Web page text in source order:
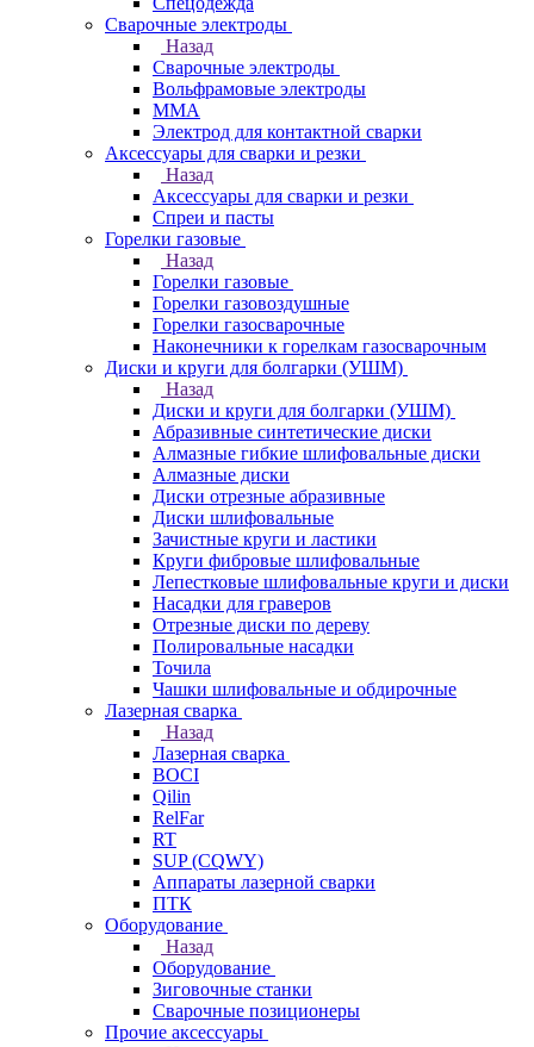
Сварочные электроды
Назад
Сварочные электроды
Вольфрамовые электроды
ММА
Электрод для контактной сварки
Аксессуары для сварки и резки
Назад
Аксессуары для сварки и резки
Спреи и пасты
Горелки газовые
Назад
Горелки газовые
Горелки газовоздушные
Горелки газосварочные
Наконечники к горелкам газосварочным
Диски и круги для болгарки (УШМ)
Назад
Диски и круги для болгарки (УШМ)
Абразивные синтетические диски
Алмазные гибкие шлифовальные диски
Алмазные диски
Диски отрезные абразивные
Диски шлифовальные
Зачистные круги и ластики
Круги фибровые шлифовальные
Лепестковые шлифовальные круги и диски
Насадки для граверов
Отрезные диски по дереву
Полировальные насадки
Точила
Чашки шлифовальные и обдирочные
Лазерная сварка
Назад
Лазерная сварка
BOCI
Qilin
RelFar
RT
SUP (CQWY)
Аппараты лазерной сварки
ПТК
Оборудование
Назад
Оборудование
Зиговочные станки
Сварочные позиционеры
Прочие аксессуары